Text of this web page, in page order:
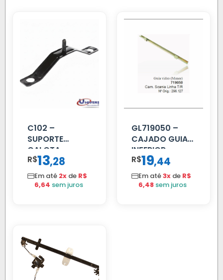
C102 –
SUPORTE
CALOTA
DIANTEIRA
RODA 10 FUROS
R$13,28
Em até 2x de R$
6,64 sem juros
GL719050 –
CAJADO GUIA
INFERIOR
SCANIA T/R
112/113 MENOR
R$19,44
Em até3x de R$
6,48 sem juros